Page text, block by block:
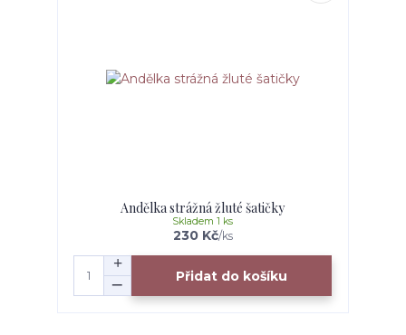
Andělka strážná žluté šatičky
230 Kč/ks
Skladem 1 ks
Přidat do košíku